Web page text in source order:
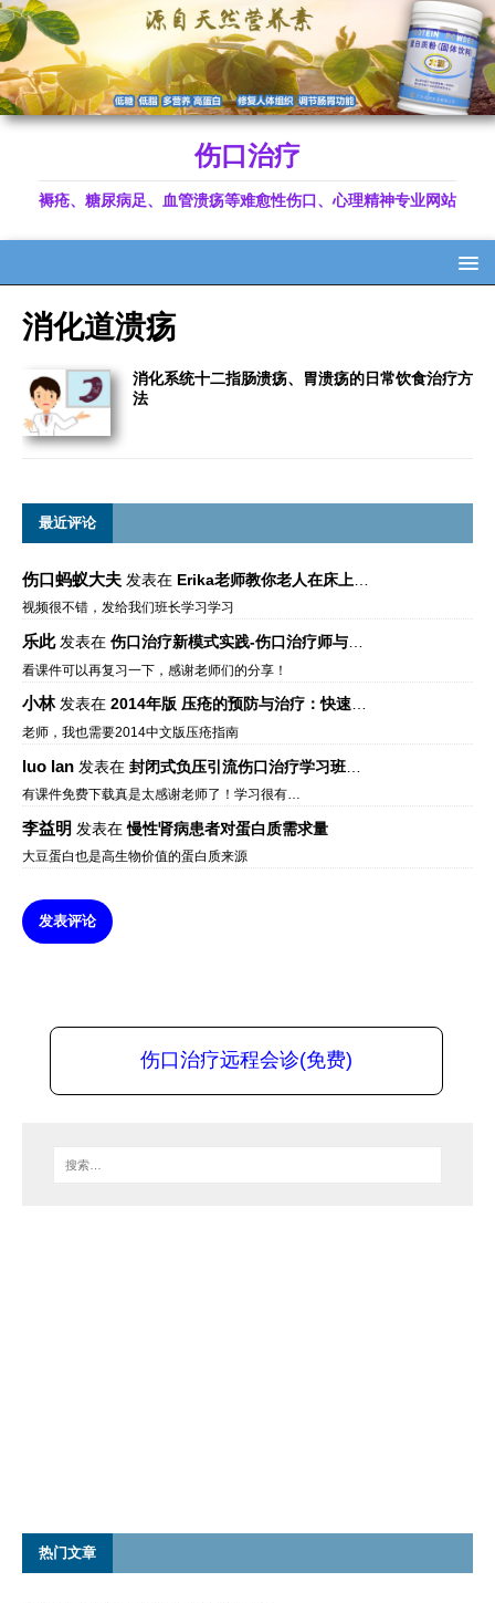
伤口治疗
褥疮、糖尿病足、血管溃疡等难愈性伤口、心理精神专业网站
消化道溃疡
消化系统十二指肠溃疡、胃溃疡的日常饮食治疗方
法
最近评论
伤口蚂蚁大夫 发表在 Erika老师教你老人在床上如何左右翻身
视频很不错，发给我们班长学习学习
乐此发表在 伤口治疗新模式实践-伤口治疗师与伤口专科
看课件可以再复习一下，感谢老师们的分享！
小林发表在 2014年版 压疮的预防与治疗：快速参考指南 – 中文版、英文版、芬兰语版、葡萄牙语版
老师，我也需要2014中文版压疮指南
luo lan 发表在 封闭式负压引流伤口治疗学习班课件资料免费下载
有课件免费下载真是太感谢老师了！学习很有…
李益明 发表在慢性肾病患者对蛋白质需求量
大豆蛋白也是高生物价值的蛋白质来源
发表评论
伤口治疗远程会诊(免费)
热门文章